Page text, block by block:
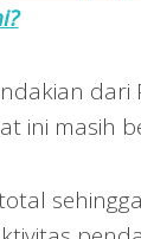
dari
ini masih